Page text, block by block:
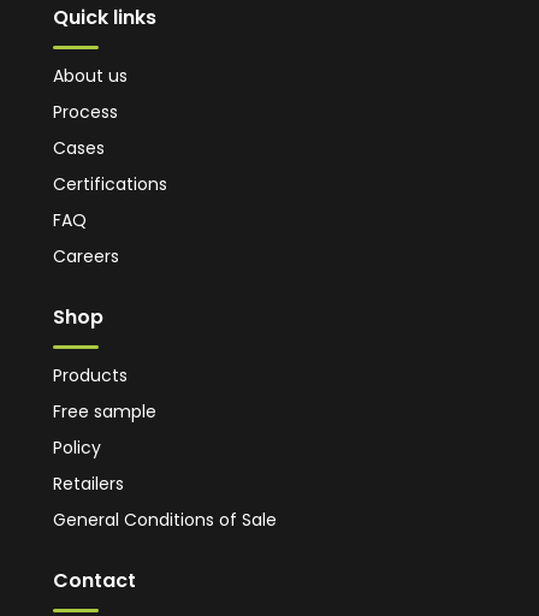
Quick links
About us
Process
Cases
Certifications
FAQ
Careers
Shop
Products
Free sample
Policy
Retailers
General Conditions of Sale
Contact